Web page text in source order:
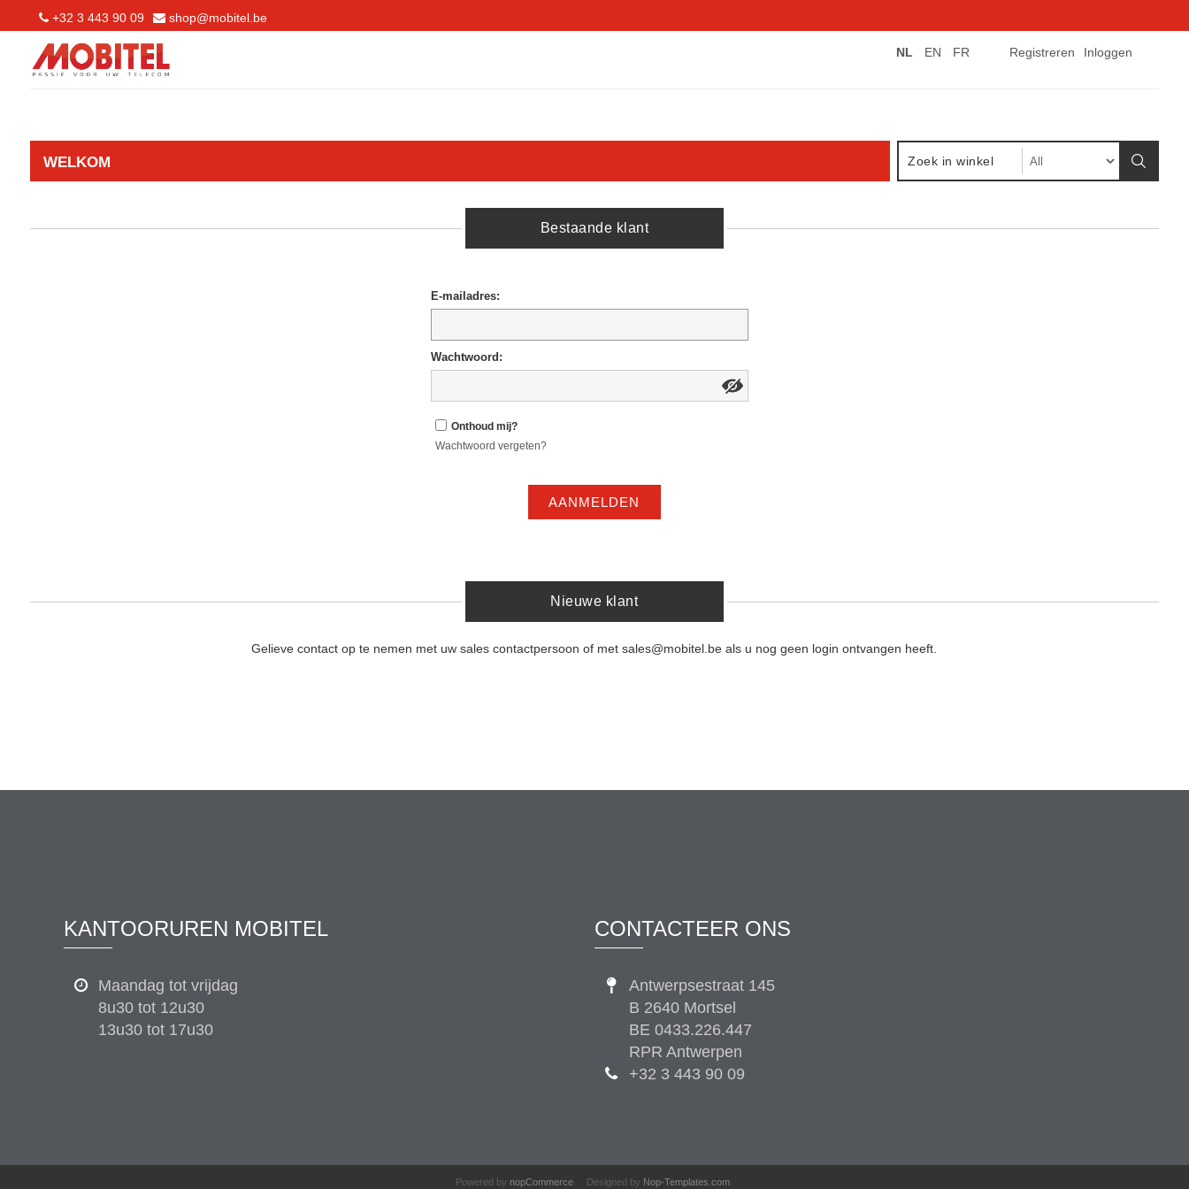
+32 3 443 90 09 shop@mobitel.be
Registreren Inloggen
NL EN FR
WELKOM
Bestaande klant
E-mailadres:
Wachtwoord:
Onthoud mij?
Wachtwoord vergeten?
AANMELDEN
Nieuwe klant
Gelieve contact op te nemen met uw sales contactpersoon of met sales@mobitel.be als u nog geen login ontvangen heeft.
KANTOORUREN MOBITEL
Maandag tot vrijdag
8u30 tot 12u30
13u30 tot 17u30
CONTACTEER ONS
Antwerpsestraat 145
B 2640 Mortsel
BE 0433.226.447
RPR Antwerpen
+32 3 443 90 09
Powered by nopCommerce Designed by Nop-Templates.com